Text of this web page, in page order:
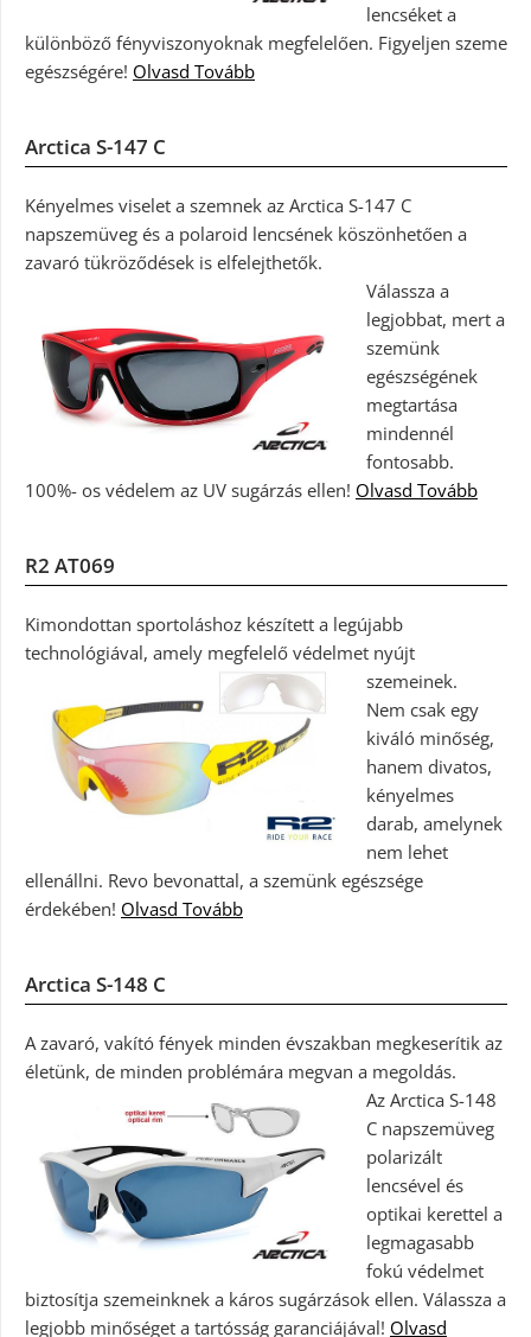
lencséket a
különböző fényviszonyoknak megfelelően. Figyeljen szeme
egészségére! Olvasd Tovább
Arctica S-147 C
Kényelmes viselet a szemnek az Arctica S-147 C
napszemüveg és a polaroid lencsének köszönhetően a
zavaró tükröződések is elfelejthetők.
Válassza a
legjobbat, mert a
szemünk
egészségének
megtartása
mindennél
fontosabb.
100%- os védelem az UV sugárzás ellen! Olvasd Tovább
R2 AT069
Kimondottan sportoláshoz készített a legújabb
technológiával, amely megfelelő védelmet nyújt
szemeinek.
Nem csak egy
kiváló minőség,
hanem divatos,
kényelmes
darab, amelynek
nem lehet
ellenállni. Revo bevonattal, a szemünk egészsége
érdekében! Olvasd Tovább
Arctica S-148 C
A zavaró, vakító fények minden évszakban megkeserítik az
életünk, de minden problémára megvan a megoldás.
Az Arctica S-148
C napszemüveg
polarizált
lencsével és
optikai kerettel a
legmagasabb
fokú védelmet
biztosítja szemeinknek a káros sugárzások ellen. Válassza a
legjobb minőséget a tartósság garanciájával! Olvasd